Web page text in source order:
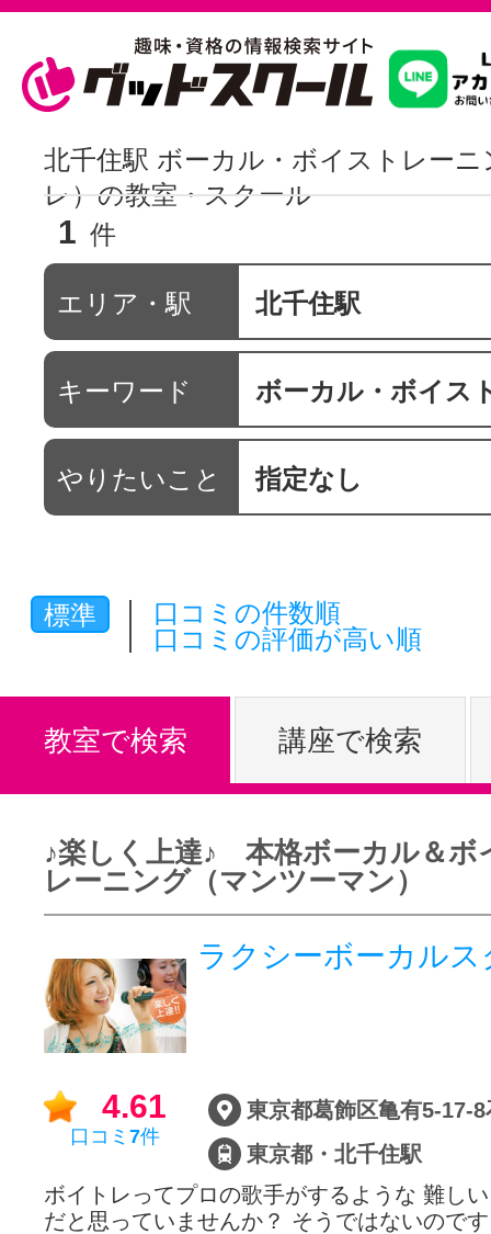
習いたいこ
駅・路線か
通信講座を
やりたいこ
特集をみる
グッドスク
掲載のお問
北千住駅 ボーカル・ボイストレー
レ）の教室・スクール
1 件
エリア・駅 北千住駅
キーワード ボーカル・ボイストレーニング
やりたいこと 指定なし
標準
口コミの件数順
口コミの評価が高い順
教室で検索 講座で検索
♪楽しく上達♪ 本格ボーカル＆ボ
レーニング（マンツーマン）
ラクシーボーカルス
4.61
口コミ 7件
東京都葛飾区亀有5-17-
東京都・北千住駅
ボイトレってプロの歌手がするような 難し
だと思っていませんか？ そうではないので